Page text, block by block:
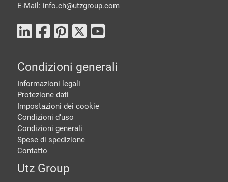
E-Mail: info.ch@utzgroup.com
Condizioni generali
Informazioni legali
Protezione dati
Impostazioni dei cookie
Condizioni d‘uso
Condizioni generali
Spese di spedizione
Contatto
Utz Group